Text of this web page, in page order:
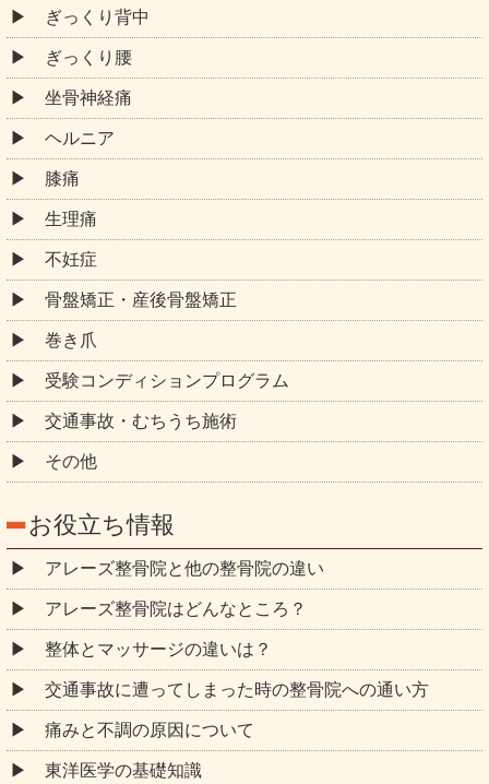
生理痛
不妊症
骨盤矯正・産後骨盤矯正
巻き爪
受験コンディションプログラム
交通事故・むちうち施術
その他
お役立ち情報
アレーズ整骨院と他の整骨院の違い
アレーズ整骨院はどんなところ？
整体とマッサージの違いは？
交通事故に遭ってしまった時の整骨院への通い方
痛みと不調の原因について
東洋医学の基礎知識
【整体と筋肉】腸腰筋大解剖
副腎疲労と低血糖
リーキーガット症候群
回盲弁開口症
【美容鍼】皮膚の老化と鍼治療